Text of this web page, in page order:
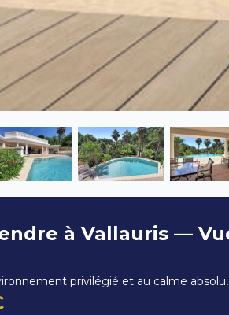
à Vallauris —
privilégié et au calme